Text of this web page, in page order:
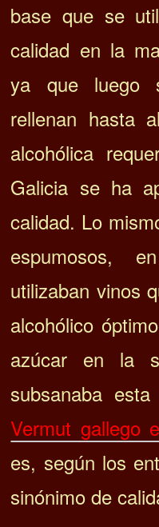
base que se
calidad en la
ya que luego
rellenan hasta
alcohólica
Galicia se ha
calidad. Lo
espumosos,
utilizaban vinos
alcohólico
azúcar en la
subsanaba
Vermut gallego
es, según los
sinónimo de